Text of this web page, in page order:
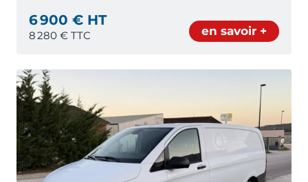
6 900 € HT
8 280 € TTC en savoir +